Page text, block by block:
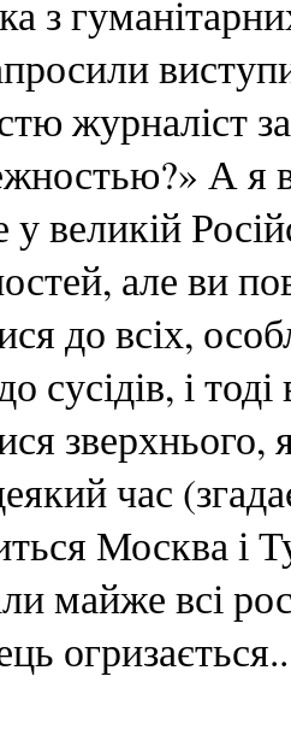
з
журналіст
А я
великій
але ви
до всіх,
сусідів, і
час
Москва і
майже всі